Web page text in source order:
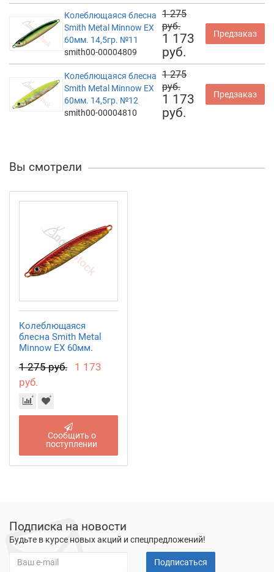
Колеблющаяся блесна
Smith Metal Minnow EX
60мм. 14,5гр. №11
smith00-00004809
1 275
руб.
1 173
руб.
Предзаказ
Колеблющаяся блесна
Smith Metal Minnow EX
60мм. 14,5гр. №12
smith00-00004810
1 275
руб.
1 173
руб.
Предзаказ
Вы смотрели
Колеблющаяся
блесна Smith Metal
Minnow EX 60мм.
1 275 руб.
1 173
руб.
Сообщить о
поступлении
Подписка на новости
Будьте в курсе новых акций и спецпредложений!
Подписаться